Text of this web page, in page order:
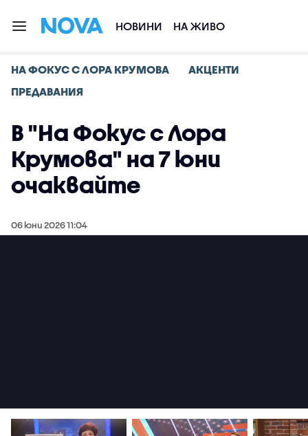
НОВИНИ НА ЖИВО
НА ФОКУС С ЛОРА КРУМОВА
АКЦЕНТИ
ПРЕДАВАНИЯ
В "На Фокус с Лора
Крумова" на 7 юни
очаквайте
06 юни 2026 11:04